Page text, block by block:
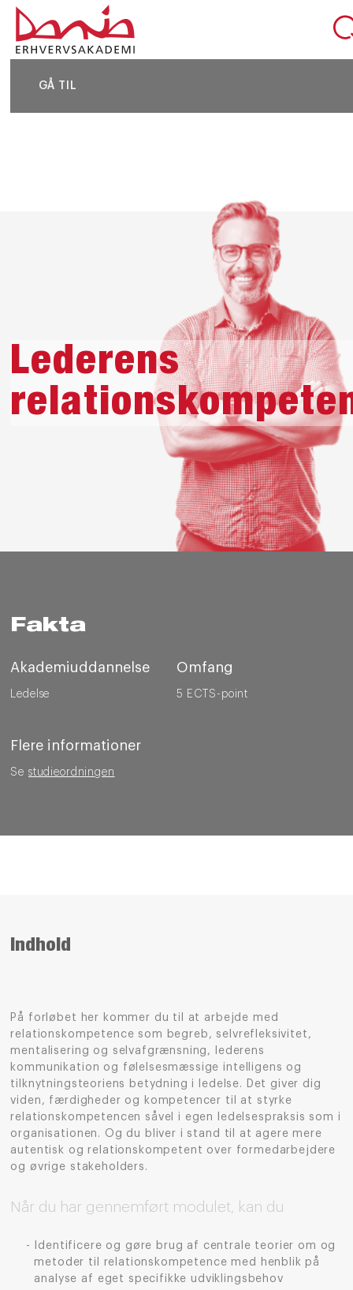
GÅ TIL
DEL SIDEN
Lederens
Fakta
Akademiuddannelse
Ledelse
Omfang
5 ECTS-point
Flere informationer
Se studieordningen
Indhold
På forløbet her kommer du til at arbejde med
relationskompetence som begreb, selvrefleksivitet,
mentalisering og selvafgrænsning, lederens
kommunikation og følelsesmæssige intelligens og
tilknytningsteoriens betydning i ledelse. Det giver dig
viden, færdigheder og kompetencer til at styrke
relationskompetencen såvel i egen ledelsespraksis som i
organisationen. Og du bliver i stand til at agere mere
autentisk og relationskompetent over formedarbejdere
og øvrige stakeholders.
Når du har gennemført modulet, kan du
Identificere og gøre brug af centrale teorier om og
metoder til relationskompetence med henblik på
analyse af eget specifikke udviklingsbehov